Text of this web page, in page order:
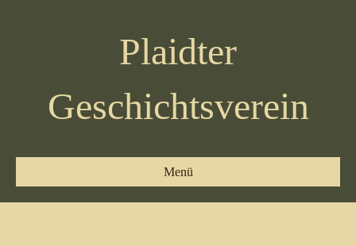
Plaidter
Geschichtsverein
Menü